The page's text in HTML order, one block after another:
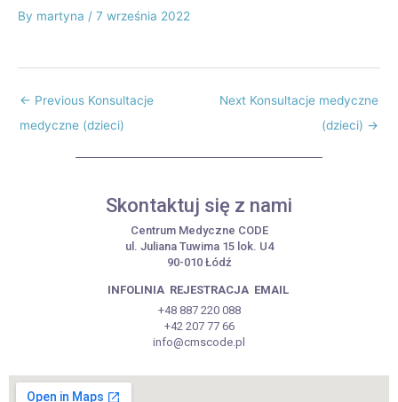
By martyna / 7 września 2022
← Previous Konsultacje
medyczne (dzieci)
Next Konsultacje medyczne
(dzieci) →
Skontaktuj się z nami
Centrum Medyczne CODE
ul. Juliana Tuwima 15 lok. U4
90-010 Łódź
INFOLINIA REJESTRACJA EMAIL
+48 887 220 088
+42 207 77 66
info@cmscode.pl